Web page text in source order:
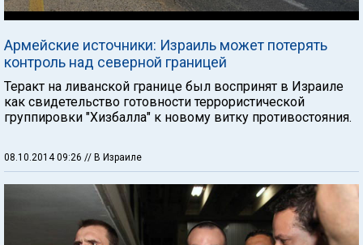
Армейские источники: Израиль может потерять
контроль над северной границей
Теракт на ливанской границе был воспринят в Израиле
как свидетельство готовности террористической
группировки "Хизбалла" к новому витку противостояния.
08.10.2014 09:26 // В Израиле